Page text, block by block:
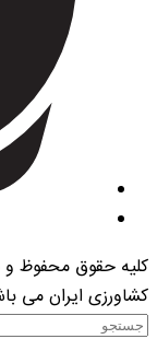
کلیه حقوق محفوظ و
کشاورزی ایران می